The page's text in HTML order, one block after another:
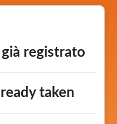
registrato
taken